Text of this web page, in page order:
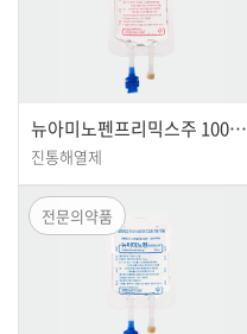
뉴아미노펜프리믹스주 100m
L/백
진통해열제
전문의약품